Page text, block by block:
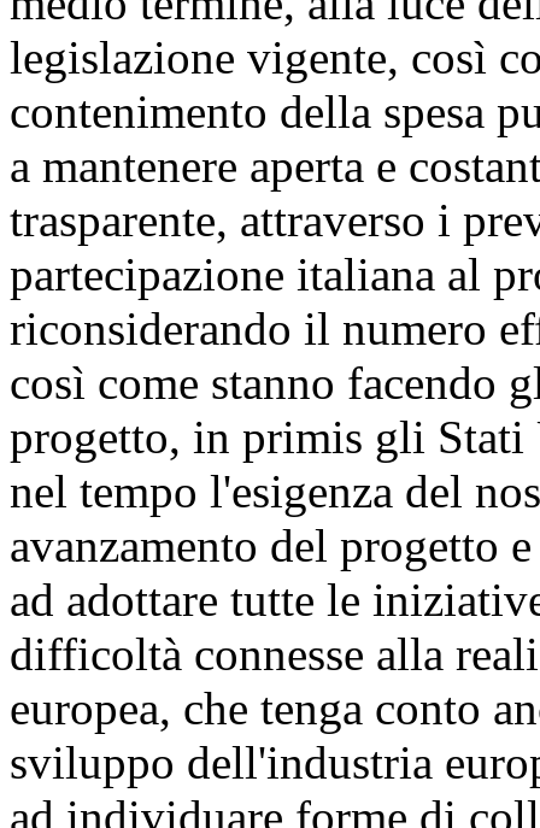
legislazione vigente, così
contenimento della spesa
a mantenere aperta e
trasparente, attraverso i
partecipazione italiana al
riconsiderando il numero
così come stanno facendo
progetto, in primis gli
nel tempo l'esigenza del
avanzamento del progetto
ad adottare tutte le
difficoltà connesse alla
europea, che tenga conto
sviluppo dell'industria
ad individuare forme di